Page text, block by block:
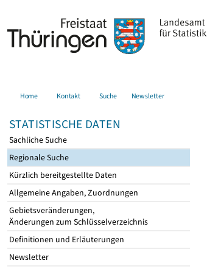
Home Kontakt Suche Newsletter
STATISTISCHE DATEN
Sachliche Suche
Regionale Suche
Kürzlich bereitgestellte Daten
Allgemeine Angaben, Zuordnungen
Gebietsveränderungen,
Änderungen zum Schlüsselverzeichnis
Definitionen und Erläuterungen
Newsletter